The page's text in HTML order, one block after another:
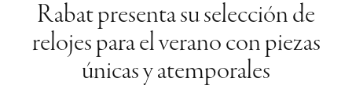
Rabat presenta su selección de
relojes para el verano con piezas
únicas y atemporales